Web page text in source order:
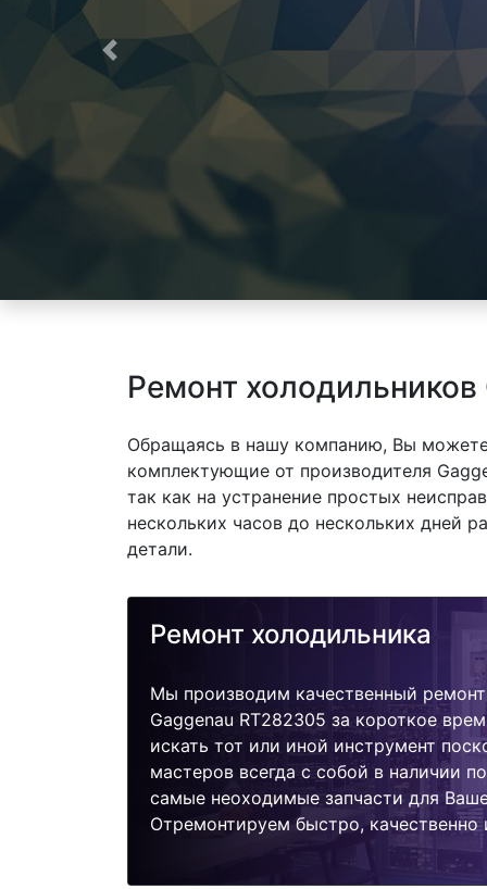
Предыдущая
Ремонт
Обращаясь в нашу компанию, Вы
комплектующие от производителя
так как на устранение простых
нескольких часов до нескольких дней
детали.
Ремонт холодильника
Мы производим качественный
Gaggenau RT282305 за короткое
искать тот или иной инструмент
мастеров всегда с собой в наличии
самые неоходимые запчасти для
Отремонтируем быстро, качественно